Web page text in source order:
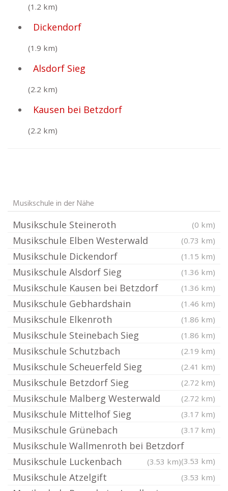
(1.2 km)
Dickendorf
(1.9 km)
Alsdorf Sieg
(2.2 km)
Kausen bei Betzdorf
(2.2 km)
Musikschule in der Nähe
Musikschule Steineroth (0 km)
Musikschule Elben Westerwald (0.73 km)
Musikschule Dickendorf (1.15 km)
Musikschule Alsdorf Sieg (1.36 km)
Musikschule Kausen bei Betzdorf (1.36 km)
Musikschule Gebhardshain (1.46 km)
Musikschule Elkenroth (1.86 km)
Musikschule Steinebach Sieg (1.86 km)
Musikschule Schutzbach (2.19 km)
Musikschule Scheuerfeld Sieg (2.41 km)
Musikschule Betzdorf Sieg (2.72 km)
Musikschule Malberg Westerwald (2.72 km)
Musikschule Mittelhof Sieg (3.17 km)
Musikschule Grünebach (3.17 km)
Musikschule Wallmenroth bei Betzdorf
(3.53 km)
Musikschule Luckenbach (3.53 km)
Musikschule Atzelgift (3.53 km)